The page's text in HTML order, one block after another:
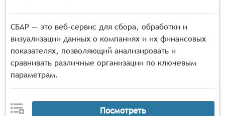
СБАР — это веб-сервис для сбора, обработки и
визуализации данных о компаниях и их финансовых
показателях, позволяющий анализировать и
сравнивать различные организации по ключевым
параметрам.
Посмотреть